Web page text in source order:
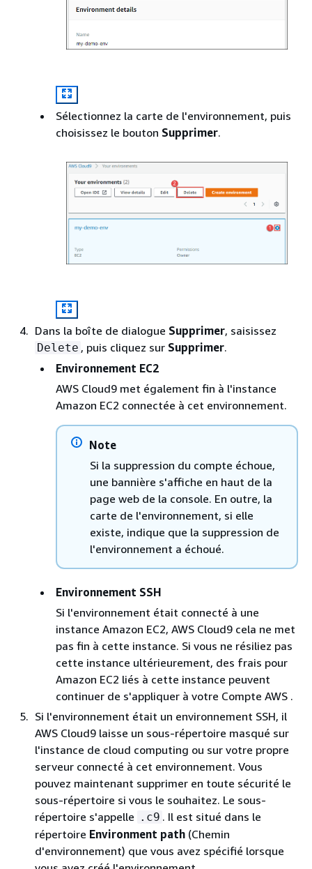
Sélectionnez la carte de l'environnement, puis
choisissez le bouton Supprimer.
Dans la boîte de dialogue Supprimer, saisissez
Delete , puis cliquez sur Supprimer.
Environnement EC2
AWS Cloud9 met également fin à l'instance
Amazon EC2 connectée à cet environnement.
Note
Si la suppression du compte échoue,
une bannière s'affiche en haut de la
page web de la console. En outre, la
carte de l'environnement, si elle
existe, indique que la suppression de
l'environnement a échoué.
Environnement SSH
Si l'environnement était connecté à une
instance Amazon EC2, AWS Cloud9 cela ne met
pas fin à cette instance. Si vous ne résiliez pas
cette instance ultérieurement, des frais pour
Amazon EC2 liés à cette instance peuvent
continuer de s'appliquer à votre Compte AWS .
Si l'environnement était un environnement SSH, il
AWS Cloud9 laisse un sous-répertoire masqué sur
l'instance de cloud computing ou sur votre propre
serveur connecté à cet environnement. Vous
pouvez maintenant supprimer en toute sécurité le
sous-répertoire si vous le souhaitez. Le sous-
répertoire s'appelle .c9 . Il est situé dans le
répertoire Environment path (Chemin
d'environnement) que vous avez spécifié lorsque